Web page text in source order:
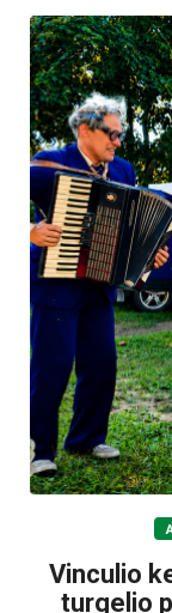
Vinculio
turgelio